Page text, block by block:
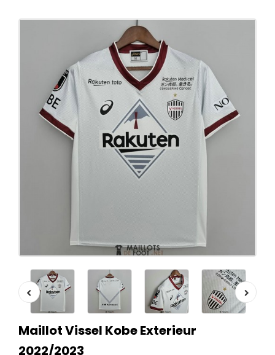
Maillot Vissel Kobe Exterieur
2022/2023